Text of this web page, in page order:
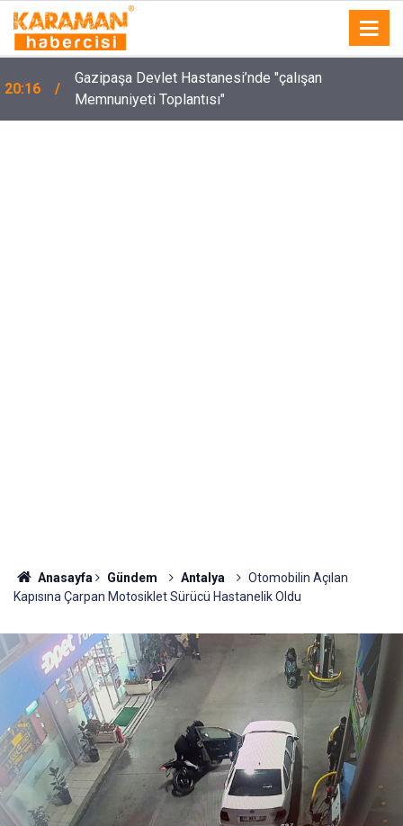
20:16
Gazipaşa Devlet Hastanesi’nde "çalışan
Memnuniyeti Toplantısı"
Anasayfa Gündem Antalya
Otomobilin Açılan
Kapısına Çarpan Motosiklet Sürücü Hastanelik Oldu